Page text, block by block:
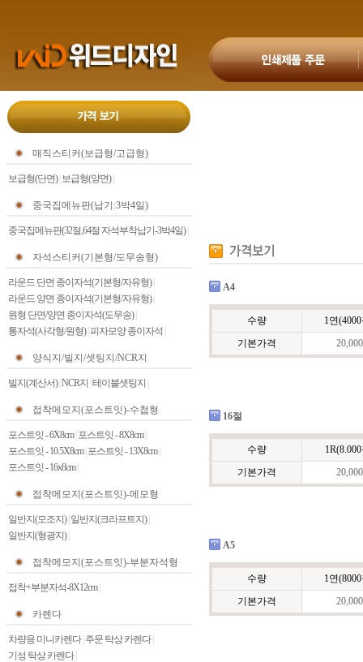
매직스티커(보급형/고급형)
보급형(단면)| 보급형(양면)|
중국집메뉴판(납기:3박4일)
중국집메뉴판(32절,64절 자석부착납기-3박4일)|
자석스티커(기본형/도무송형)
라운드 단면 종이자석(기본형/자유형)|
라운드 양면 종이자석(기본형/자유형)|
원형 단면/양면 종이자석(도무송)|
통자석(사각형/원형)| 피자모양 종이자석
양식지/빌지/셋팅지/NCR지
빌지(계산서)| NCR지 테이블셋팅지
접착메모지(포스트잇)-수첩형
포스트잇 - 6X8cm| 포스트잇 - 8X8cm|
포스트잇 - 10.5X8cm| 포스트잇 - 13X8cm|
포스트잇 - 16x8cm|
접착메모지(포스트잇)-메모형
일반지(모조지)| 일반지(크라프트지)|
일반지(형광지)|
접착메모지(포스트잇)-부분자석형
접착+부분자석-8X12cm|
카렌다
차량용 미니카렌다| 주문 탁상 카렌다|
기성 탁상 카렌다|
A4
수량
1연
기본가격
20,000
16절
수량
기본가격
20,000
A5
수량
1연
기본가격
20,000